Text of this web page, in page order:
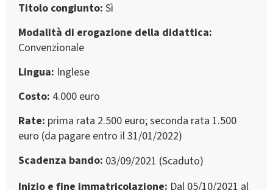
Titolo congiunto Sì
Modalità di erogazione della didattica
Convenzionale
Lingua Inglese
Costo 4.000 euro
Rate prima rata 2.500 euro; seconda rata 1.500
euro (da pagare entro il 31/01/2022)
Scadenza bando 03/09/2021 (Scaduto)
Inizio e fine immatricolazione Dal 05/10/2021 al